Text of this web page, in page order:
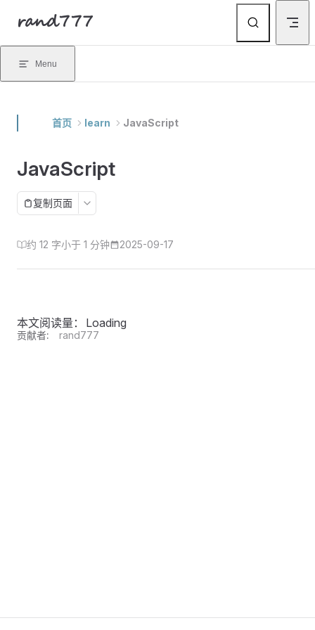
Skip to content
rand777
Menu
首页 learn JavaScript
JavaScript
复制页面
约 12 字小于 1 分钟 2025-09-17
本文阅读量： Loading
贡献者: rand777